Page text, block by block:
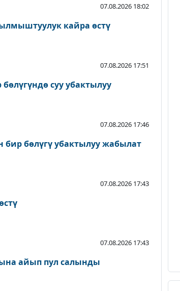
07.08.2026 18:02
кайра өстү
07.08.2026 17:51
суу убактылуу
07.08.2026 17:46
бир бөлүгү убактылуу жабылат
07.08.2026 17:43
07.08.2026 17:43
айып пул салынды